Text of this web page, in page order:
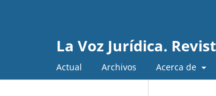
La Voz Jurídica.
Actual Archivos Acerca de